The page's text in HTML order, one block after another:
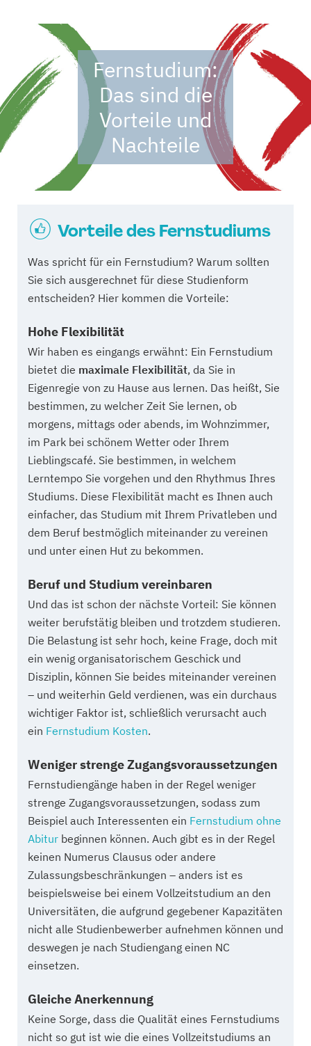
Fernstudium:
Das sind die
Vorteile und
Nachteile
Vorteile des Fernstudiums
Was spricht für ein Fernstudium? Warum sollten
Sie sich ausgerechnet für diese Studienform
entscheiden? Hier kommen die Vorteile:
Hohe Flexibilität
Wir haben es eingangs erwähnt: Ein Fernstudium
bietet die maximale Flexibilität, da Sie in
Eigenregie von zu Hause aus lernen. Das heißt, Sie
bestimmen, zu welcher Zeit Sie lernen, ob
morgens, mittags oder abends, im Wohnzimmer,
im Park bei schönem Wetter oder Ihrem
Lieblingscafé. Sie bestimmen, in welchem
Lerntempo Sie vorgehen und den Rhythmus Ihres
Studiums. Diese Flexibilität macht es Ihnen auch
einfacher, das Studium mit Ihrem Privatleben und
dem Beruf bestmöglich miteinander zu vereinen
und unter einen Hut zu bekommen.
Beruf und Studium vereinbaren
Und das ist schon der nächste Vorteil: Sie können
weiter berufstätig bleiben und trotzdem studieren.
Die Belastung ist sehr hoch, keine Frage, doch mit
ein wenig organisatorischem Geschick und
Disziplin, können Sie beides miteinander vereinen
– und weiterhin Geld verdienen, was ein durchaus
wichtiger Faktor ist, schließlich verursacht auch
ein Fernstudium Kosten.
Weniger strenge Zugangsvoraussetzungen
Fernstudiengänge haben in der Regel weniger
strenge Zugangsvoraussetzungen, sodass zum
Beispiel auch Interessenten ein Fernstudium ohne
Abitur beginnen können. Auch gibt es in der Regel
keinen Numerus Clausus oder andere
Zulassungsbeschränkungen – anders ist es
beispielsweise bei einem Vollzeitstudium an den
Universitäten, die aufgrund gegebener Kapazitäten
nicht alle Studienbewerber aufnehmen können und
deswegen je nach Studiengang einen NC
einsetzen.
Gleiche Anerkennung
Keine Sorge, dass die Qualität eines Fernstudiums
nicht so gut ist wie die eines Vollzeitstudiums an